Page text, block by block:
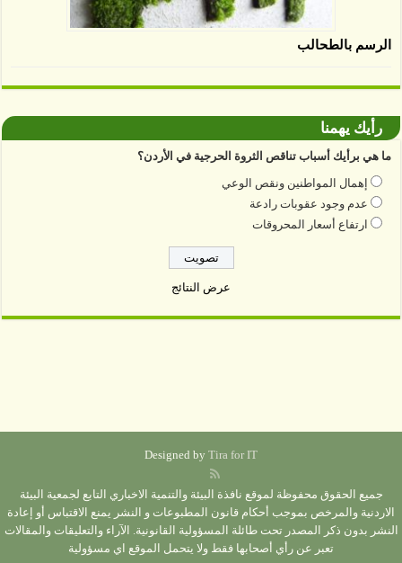
الرسم بالطحالب
رأيك يهمنا
ما هي برأيك أسباب تناقص الثروة الحرجية في الأردن؟
إهمال المواطنين ونقص الوعي
عدم وجود عقوبات رادعة
ارتفاع أسعار المحروقات
عرض النتائج
Designed by Tira for IT
جميع الحقوق محفوظة لموقع نافذة البيئة والتنمية الاخباري التابع لجمعية البيئة
الاردنية والمرخص بموجب أحكام قانون المطبوعات و النشر يمنع الاقتباس أو إعادة
النشر بدون ذكر المصدر تحت طائلة المسؤولية القانونية. الآراء والتعليقات والمقالات
تعبر عن رأي أصحابها فقط ولا يتحمل الموقع اي مسؤولية